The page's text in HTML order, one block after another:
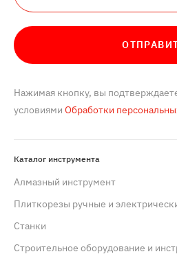
Нажимая кнопку, вы
условиями Обработки
Каталог инструмента
Алмазный инструмент
Плиткорезы ручные и
Станки
Строительное оборудование и